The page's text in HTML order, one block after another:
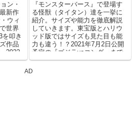
ン・
新作
ウィ
世界
叩き
作品
2022
されて
『モンスターバース』で登場す
る怪獣（タイタン）達を一挙に
紹介。サイズや能力を徹底解説
していきます。東宝版とハリウ
ッド版ではサイズも見た目も能
力も違う！？2021年7月2日公開
予定の『ゴジラvsコング』まで
網羅。まずは、主要タイタンの
サイズ...
AD